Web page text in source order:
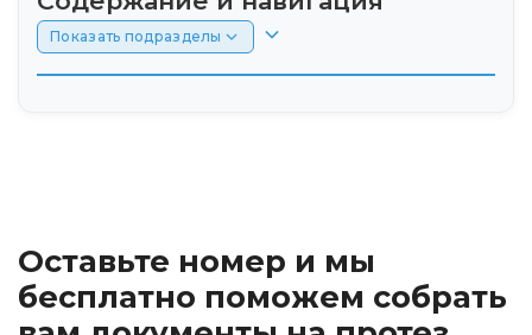
Показать подразделы
Подготовка культи к нагрузкам: упражнения
на укрепление мышечного корсета
Оставьте номер и мы
бесплатно поможем собрать